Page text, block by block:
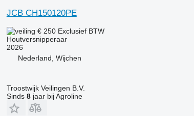
JCB CH150120PE
€ 250 Exclusief BTW
Houtversnipperaar
2026
Nederland, Wijchen
Troostwijk Veilingen B.V.
Sinds 8jaar bij Agroline